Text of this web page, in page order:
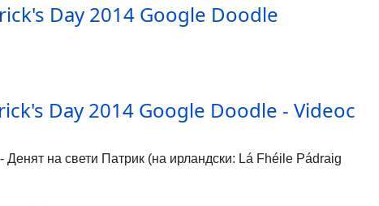
Day 2014 Google Doodle
Day 2014 Google Doodle - Videoc
на свети Патрик (на ирландски: Lá Fhéile Pádraig